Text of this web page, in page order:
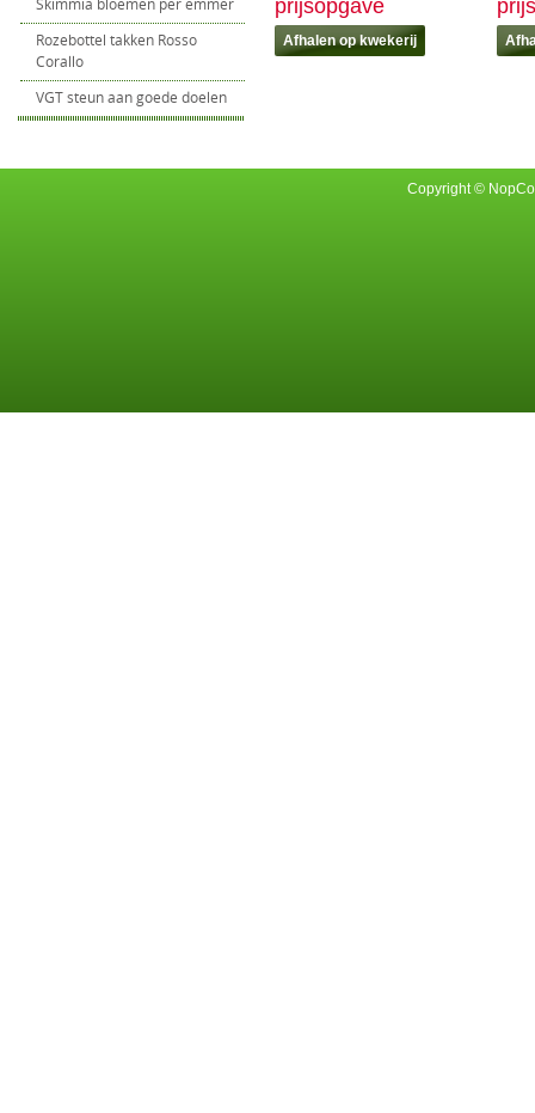
Skimmia bloemen per emmer
Rozebottel takken Rosso
Corallo
VGT steun aan goede doelen
prijsopgave
Copyright ©